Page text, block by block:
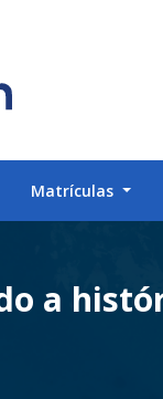
Matrículas
a